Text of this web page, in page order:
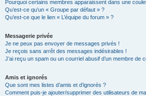
Pourquoi certains membres apparaissent dans une
Qu’est-ce qu’un « Groupe par défaut » ?
Qu’est-ce que le lien « L’équipe du forum » ?
Messagerie privée
Je ne peux pas envoyer de messages privés !
Je reçois sans arrêt des messages indésirables !
J’ai reçu un spam ou un courriel abusif d’un membre de
Amis et ignorés
Que sont mes listes d’amis et d’ignorés ?
Comment puis-je ajouter/supprimer des utilisateurs de ma